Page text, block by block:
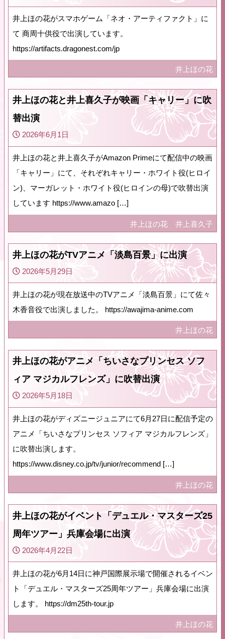
井上ほの花がスマホゲーム「ネオ・アーティファクト」に
て 商周十供役で出演しています。
https://artifacts.dragonest.com/jp
井上ほの花
井上ほの花と井上喜久子が映画「キャリー」に吹
替出演
2026年6月1日
井上ほの花と井上喜久子がAmazon Primeにて配信中の映画
「キャリー」にて、それぞれキャリー・ホワイト役(ヒロイ
ン)、マーガレット・ホワイト役(ヒロインの母)で吹替出演
しています https://www.amazo […]
井上ほの花 井上喜久子
井上ほの花がTVアニメ「淡島百景」に出演
2026年5月29日
井上ほの花が現在放送中のTVアニメ「淡島百景」にて佐々
木香音役で出演しました。 https://awajima-anime.com
井上ほの花
井上ほの花がアニメ「ちいさなプリンセス ソフ
ィア マジカルフレンズ」に吹替出演
2026年5月18日
井上ほの花がディズニージュニアにて6月27日に配信予定の
アニメ「ちいさなプリンセス ソフィア マジカルフレンズ」
に吹替出演します。
https://www.disney.co.jp/tv/junior/recommend […]
井上ほの花
井上ほの花がイベント「デュエル・マスターズ25
周年ツアー」兵庫会場に出演
2026年4月22日
井上ほの花が6月14日に神戸国際展示場で開催されるイベン
ト「デュエル・マスターズ25周年ツアー」兵庫会場に出演
します。 https://dm25th-tour.jp
井上ほの花